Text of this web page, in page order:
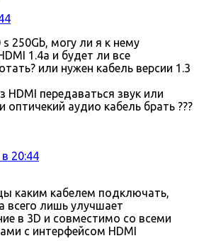
250Gb, могу ли я к нему
1.4a и будет ли все
или нужен кабель версии 1.3
HDMI передаваться звук или
оптичекий аудио кабель брать ???
20:44
каким кабелем подключать,
всего лишь улучшает
в 3D и совместимо со всеми
с интерфейсом HDMI